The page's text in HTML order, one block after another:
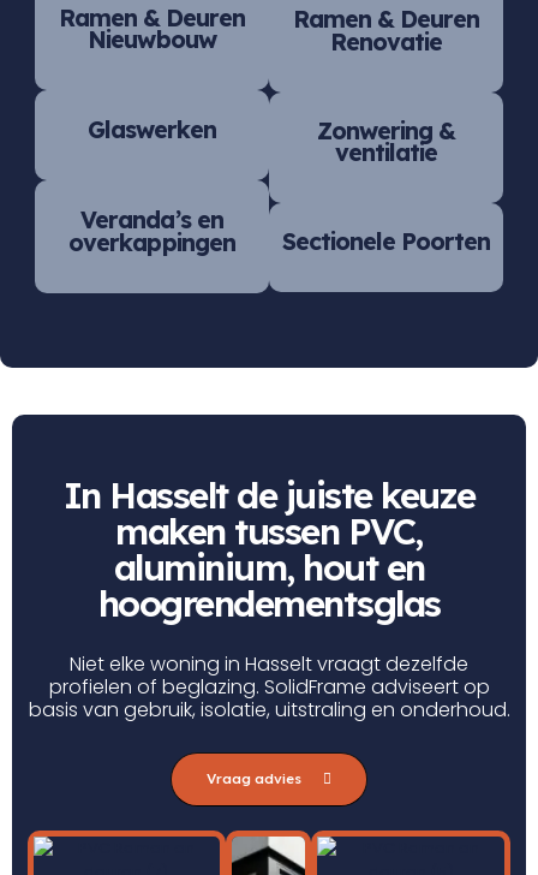
Ramen & Deuren
Nieuwbouw
Glaswerken
Veranda’s en
overkappingen
Ramen & Deuren
Renovatie
Zonwering &
ventilatie
Sectionele Poorten
In Hasselt de juiste keuze
maken tussen PVC,
aluminium, hout en
hoogrendementsglas
Niet elke woning in Hasselt vraagt dezelfde
profielen of beglazing. SolidFrame adviseert op
basis van gebruik, isolatie, uitstraling en onderhoud.
Vraag advies